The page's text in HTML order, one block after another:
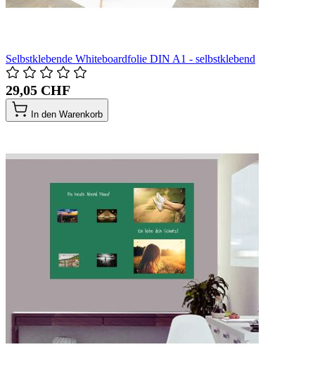
Selbstklebende Whiteboardfolie DIN A1 - selbstklebend
29,05 CHF
In den Warenkorb